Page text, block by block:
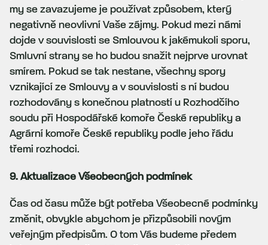
my se zavazujeme je používat způsobem, který
negativně neovlivní Vaše zájmy. Pokud mezi námi
dojde v souvislosti se Smlouvou k jakémukoli sporu,
Smluvní strany se ho budou snažit nejprve urovnat
smírem. Pokud se tak nestane, všechny spory
vznikající ze Smlouvy a v souvislosti s ní budou
rozhodovány s konečnou platností u Rozhodčího
soudu při Hospodářské komoře České republiky a
Agrární komoře České republiky podle jeho řádu
třemi rozhodci.
9. Aktualizace Všeobecných podmínek
Čas od času může být potřeba Všeobecné podmínky
změnit, obvykle abychom je přizpůsobili novým
veřejným předpisům. O tom Vás budeme předem